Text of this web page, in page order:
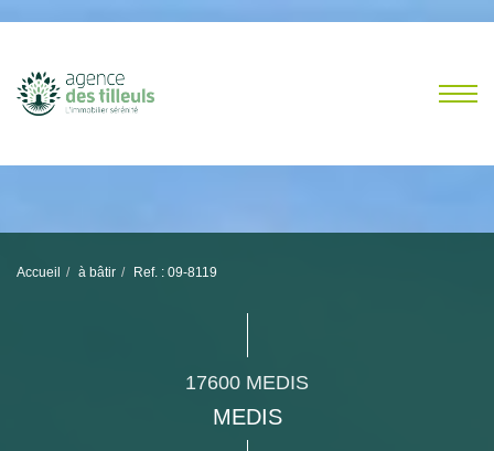
Accueil à bâtir Ref. : 09-8119
17600 MEDIS
MEDIS